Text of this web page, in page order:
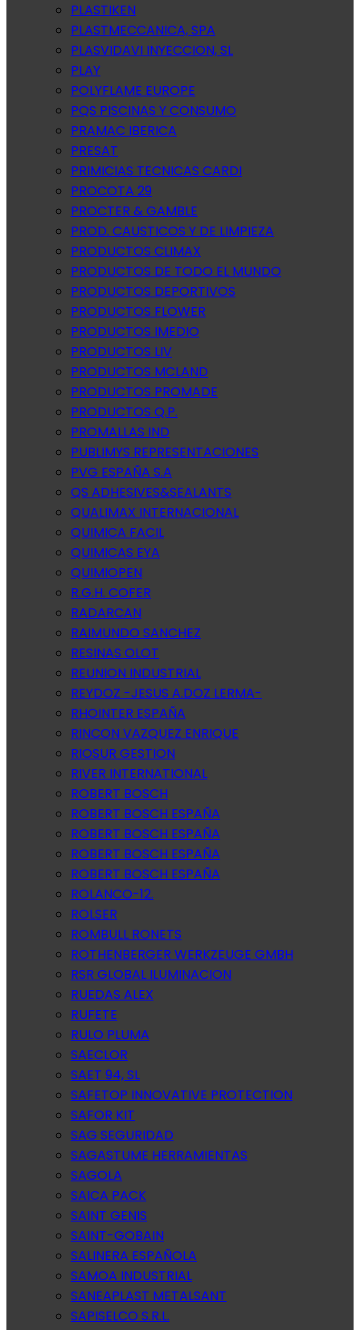
PLASTIKEN
PLASTMECCANICA, SPA
PLASVIDAVI INYECCION, SL
PLAY
POLYFLAME EUROPE
PQS PISCINAS Y CONSUMO
PRAMAC IBERICA
PRESAT
PRIMICIAS TECNICAS CARDI
PROCOTA 29
PROCTER & GAMBLE
PROD. CAUSTICOS Y DE LIMPIEZA
PRODUCTOS CLIMAX
PRODUCTOS DE TODO EL MUNDO
PRODUCTOS DEPORTIVOS
PRODUCTOS FLOWER
PRODUCTOS IMEDIO
PRODUCTOS LIV
PRODUCTOS MCLAND
PRODUCTOS PROMADE
PRODUCTOS Q.P.
PROMALLAS IND
PUBLIMYS REPRESENTACIONES
PVG ESPAÑA S.A
QS ADHESIVES&SEALANTS
QUALIMAX INTERNACIONAL
QUIMICA FACIL
QUIMICAS EYA
QUIMIOPEN
R.G.H. COFER
RADARCAN
RAIMUNDO SANCHEZ
RESINAS OLOT
REUNION INDUSTRIAL
REYDOZ -JESUS A.DOZ LERMA-
RHOINTER ESPAÑA
RINCON VAZQUEZ ENRIQUE
RIOSUR GESTION
RIVER INTERNATIONAL
ROBERT BOSCH
ROBERT BOSCH ESPAÑA
ROBERT BOSCH ESPAÑA
ROBERT BOSCH ESPAÑA
ROBERT BOSCH ESPAÑA
ROLANCO-12.
ROLSER
ROMBULL RONETS
ROTHENBERGER WERKZEUGE GMBH
RSR GLOBAL ILUMINACION
RUEDAS ALEX
RUFETE
RULO PLUMA
SAECLOR
SAET 94, SL
SAFETOP INNOVATIVE PROTECTION
SAFOR KIT
SAG SEGURIDAD
SAGASTUME HERRAMIENTAS
SAGOLA
SAICA PACK
SAINT GENIS
SAINT-GOBAIN
SALINERA ESPAÑOLA
SAMOA INDUSTRIAL
SANEAPLAST METALSANT
SAPISELCO S.R.L.